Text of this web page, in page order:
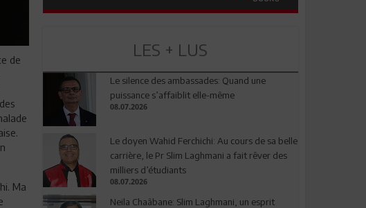
de
Ma
LES + LUS
Le silence des ambassades: Quand une
puissance s’affaiblit elle-même
08.07.2026
Le doyen Wahid Ferchichi: Au cours de sa belle
carrière, le Pr Slim Laghmani a fait rêver des
milliers d’étudiants
08.07.2026
Neila Chaâbane: Slim Laghmani, un esprit